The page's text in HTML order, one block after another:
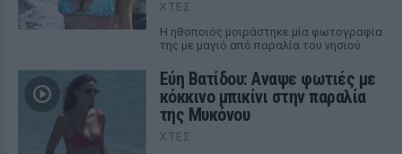
ΧΤΕΣ
Η ηθοποιός μοιράστηκε μία φωτογραφία
της με μαγιό από παραλία του νησιού
Εύη Βατίδου: Αναψε φωτιές με
κόκκινο μπικίνι στην παραλία
της Μυκόνου
ΧΤΕΣ